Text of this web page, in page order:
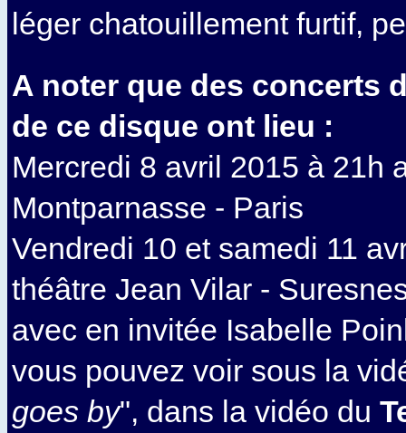
léger chatouillement furtif,
A noter que des concerts
de ce disque ont lieu :
Mercredi 8 avril 2015 à 21h
Montparnasse - Paris
Vendredi 10 et samedi 11
théâtre Jean Vilar -
avec en invitée Isabelle
vous pouvez voir sous la
goes by", dans la vidéo du